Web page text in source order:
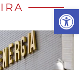
Abrir